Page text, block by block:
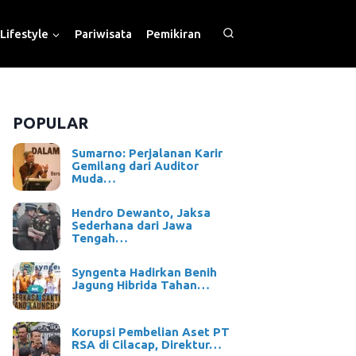
Lifestyle Pariwisata Pemikiran
POPULAR
Sumarno: Perjalanan Karir
Gemilang dari Auditor
Muda…
Hendro Dewanto, Jaksa
Sederhana dari Jawa
Tengah…
Syngenta Hadirkan Benih
Jagung Hibrida Tahan…
Korupsi Pembelian Aset PT
RSA di Cilacap, Direktur…